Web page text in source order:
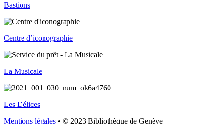
Bastions
Centre d’iconographie
La Musicale
Les Délices
Mentions légales • © 2023 Bibliothèque de Genève